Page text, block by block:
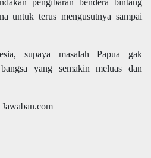
pengibaran bendera bintang
untuk terus mengusutnya sampai
supaya masalah Papua gak
yang semakin meluas dan